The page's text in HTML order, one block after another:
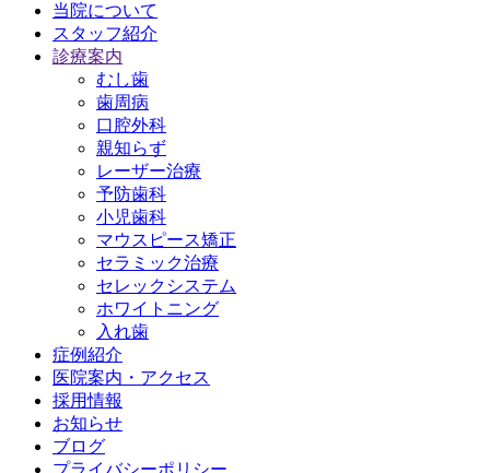
当院について
スタッフ紹介
診療案内
むし歯
歯周病
口腔外科
親知らず
レーザー治療
予防歯科
小児歯科
マウスピース矯正
セラミック治療
セレックシステム
ホワイトニング
入れ歯
症例紹介
医院案内・アクセス
採用情報
お知らせ
ブログ